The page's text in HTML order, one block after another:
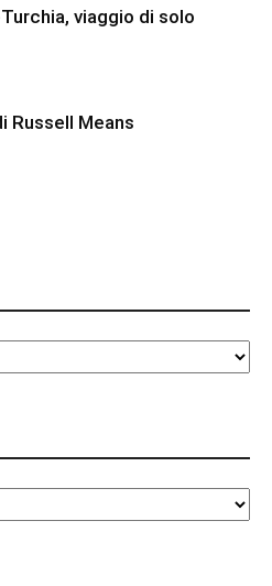
viaggio di solo
Russell Means